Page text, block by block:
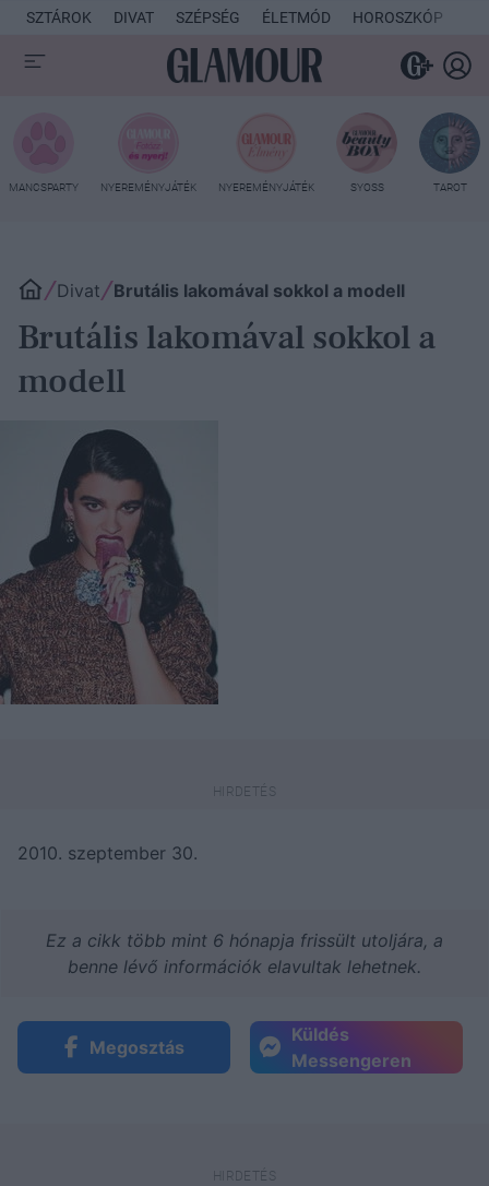
SZTÁROK DIVAT SZÉPSÉG ÉLETMÓD HOROSZKÓP
MANCSPARTY NYEREMÉNYJÁTÉK NYEREMÉNYJÁTÉK SYOSS TAROT
Divat Brutális lakomával sokkol a modell
Brutális lakomával sokkol a
modell
2010. szeptember 30.
Ez a cikk több mint 6 hónapja frissült utoljára, a
benne lévő információk elavultak lehetnek.
Megosztás
Küldés
Messengeren